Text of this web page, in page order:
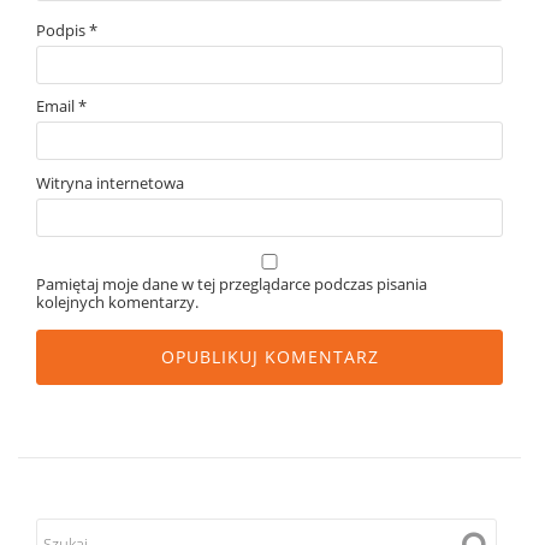
Podpis*
Email*
Witryna internetowa
Pamiętaj moje dane w tej przeglądarce podczas pisania
kolejnych komentarzy.